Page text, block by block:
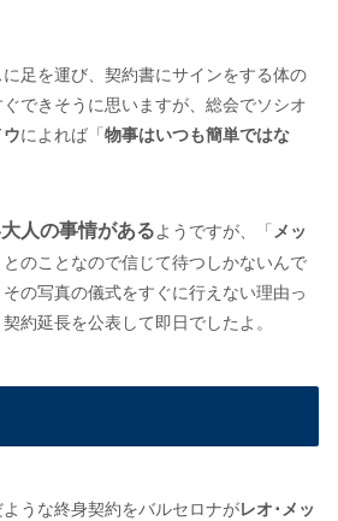
足を運び、契約書にサインをする体の
できそうに思いますが、総会でソシオ
によれば「 物事はいつも簡単ではな
人の事情があるようですが、「 メッ
とのことなので信じて待つしかないんで
の写真の儀式をすぐに行えない理由っ
約延長を公表して即日でしたよ。
ような終身契約をバルセロナがレオ･メッ